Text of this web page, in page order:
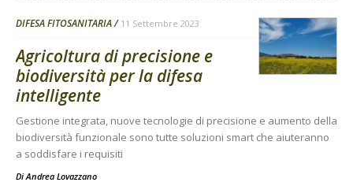
DIFESA FITOSANITARIA 11 Settembre 2023
Agricoltura di precisione e
biodiversità per la difesa
intelligente
Gestione integrata, nuove tecnologie di precisione e aumento della
biodiversità funzionale sono tutte soluzioni smart che aiuteranno
a soddisfare i requisiti
Di Andrea Lovazzano